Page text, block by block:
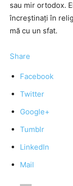
sau mir ortodox.
încreștinați în
mă cu un sfat.
Share
Facebook
Twitter
Google+
Tumblr
LinkedIn
Mail